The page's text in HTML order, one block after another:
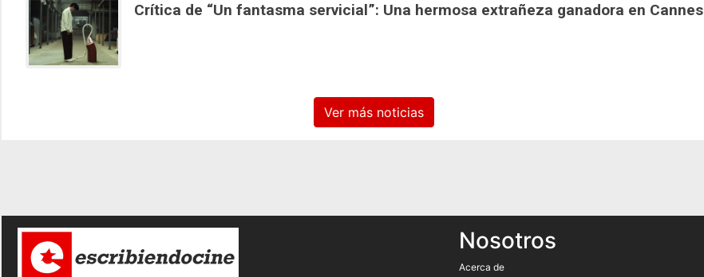
Crítica de “Un fantasma servicial”: Una hermosa extrañeza ganadora en Cannes
Ver más noticias
Nosotros
Acerca de